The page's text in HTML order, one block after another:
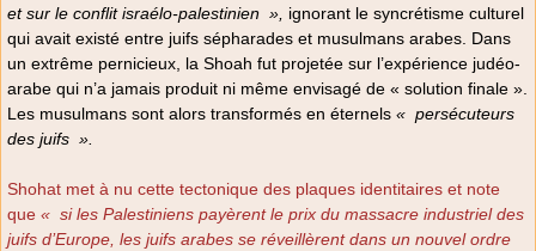
et sur le conflit israélo-palestinien », ignorant le syncrétisme culturel
qui avait existé entre juifs sépharades et musulmans arabes. Dans
un extrême pernicieux, la Shoah fut projetée sur l’expérience judéo-
arabe qui n’a jamais produit ni même envisagé de « solution finale ».
Les musulmans sont alors transformés en éternels « persécuteurs
des juifs ».
Shohat met à nu cette tectonique des plaques identitaires et note
que « si les Palestiniens payèrent le prix du massacre industriel des
juifs d’Europe, les juifs arabes se réveillèrent dans un nouvel ordre